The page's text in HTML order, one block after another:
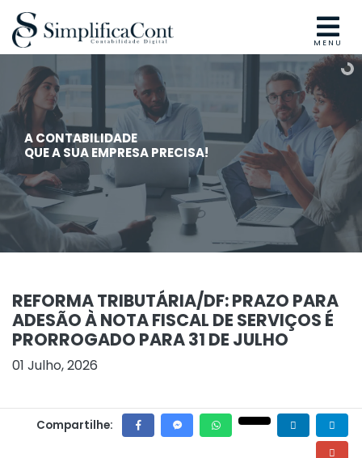
MENU
A CONTABILIDADE
QUE A SUA EMPRESA PRECISA!
REFORMA TRIBUTÁRIA/DF: PRAZO PARA
ADESÃO À NOTA FISCAL DE SERVIÇOS É
PRORROGADO PARA 31 DE JULHO
01 Julho, 2026
Compartilhe: